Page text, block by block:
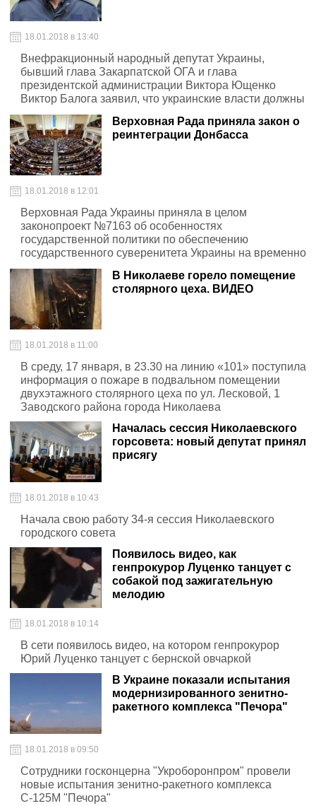
18.01.2018 в 13:40
Внефракционный народный депутат Украины,
бывший глава Закарпатской ОГА и глава
президентской администрации Виктора Ющенко
Виктор Балога заявил, что украинские власти должны
начать прямой диалог с боевиками "ДНР" и "ЛНР"
Верховная Рада приняла закон о
реинтеграции Донбасса
18.01.2018 в 12:01
Верховная Рада Украины приняла в целом
законопроект №7163 об особенностях
государственной политики по обеспечению
государственного суверенитета Украины на временно
оккупированных территориях в Донецкой и Луганской
областях
В Николаеве горело помещение
столярного цеха. ВИДЕО
18.01.2018 в 11:00
В среду, 17 января, в 23.30 на линию «101» поступила
информация о пожаре в подвальном помещении
двухэтажного столярного цеха по ул. Лесковой, 1
Заводского района города Николаева
Началась сессия Николаевского
горсовета: новый депутат принял
присягу
18.01.2018 в 10:43
Начала свою работу 34-я сессия Николаевского
городского совета
Появилось видео, как
генпрокурор Луценко танцует с
собакой под зажигательную
мелодию
18.01.2018 в 10:14
В сети появилось видео, на котором генпрокурор
Юрий Луценко танцует с бернской овчаркой
В Украине показали испытания
модернизированного зенитно-
ракетного комплекса "Печора"
18.01.2018 в 09:50
Сотрудники госконцерна "Укроборонпром" провели
новые испытания зенитно-ракетного комплекса
С-125М "Печора"